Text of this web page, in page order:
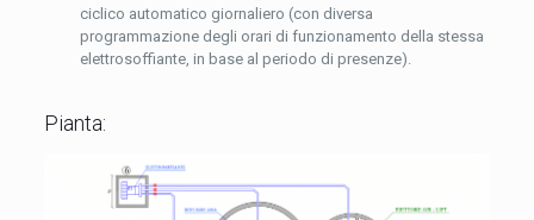
ciclico automatico giornaliero (con diversa
programmazione degli orari di funzionamento della stessa
elettrosoffiante, in base al periodo di presenze).
Pianta: